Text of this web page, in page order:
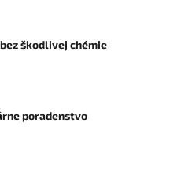
škodlivej chémie
poradenstvo